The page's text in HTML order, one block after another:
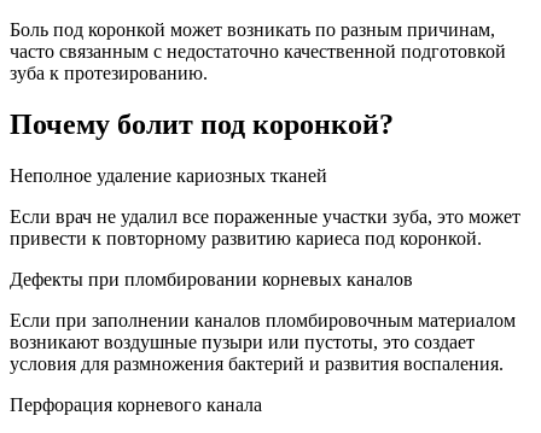
Боль под коронкой может возникать по разным причинам,
часто связанным с недостаточно качественной подготовкой
зуба к протезированию.
Почему болит под коронкой?
Неполное удаление кариозных тканей
Если врач не удалил все пораженные участки зуба, это может
привести к повторному развитию кариеса под коронкой.
Дефекты при пломбировании корневых каналов
Если при заполнении каналов пломбировочным материалом
возникают воздушные пузыри или пустоты, это создает
условия для размножения бактерий и развития воспаления.
Перфорация корневого канала